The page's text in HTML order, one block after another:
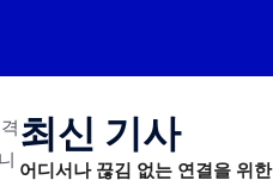
최신 기사
어디서나 끊김 없는 연결을 위한